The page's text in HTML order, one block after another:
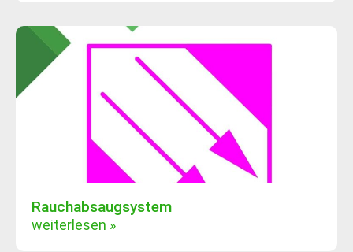
Rauchabsaugsystem
weiterlesen »